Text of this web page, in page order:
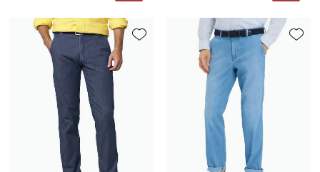
Toevoegen aan favorieten